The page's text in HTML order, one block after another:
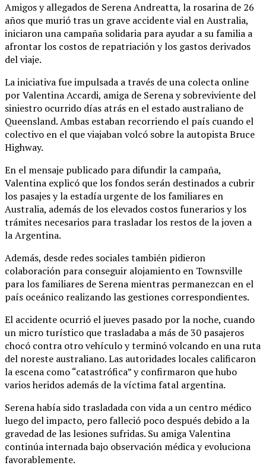
Amigos y allegados de Serena Andreatta, la rosarina de 26
años que murió tras un grave accidente vial en Australia,
iniciaron una campaña solidaria para ayudar a su familia a
afrontar los costos de repatriación y los gastos derivados
del viaje.
La iniciativa fue impulsada a través de una colecta online
por Valentina Accardi, amiga de Serena y sobreviviente del
siniestro ocurrido días atrás en el estado australiano de
Queensland. Ambas estaban recorriendo el país cuando el
colectivo en el que viajaban volcó sobre la autopista Bruce
Highway.
En el mensaje publicado para difundir la campaña,
Valentina explicó que los fondos serán destinados a cubrir
los pasajes y la estadía urgente de los familiares en
Australia, además de los elevados costos funerarios y los
trámites necesarios para trasladar los restos de la joven a
la Argentina.
Además, desde redes sociales también pidieron
colaboración para conseguir alojamiento en Townsville
para los familiares de Serena mientras permanezcan en el
país oceánico realizando las gestiones correspondientes.
El accidente ocurrió el jueves pasado por la noche, cuando
un micro turístico que trasladaba a más de 30 pasajeros
chocó contra otro vehículo y terminó volcando en una ruta
del noreste australiano. Las autoridades locales calificaron
la escena como “catastrófica” y confirmaron que hubo
varios heridos además de la víctima fatal argentina.
Serena había sido trasladada con vida a un centro médico
luego del impacto, pero falleció poco después debido a la
gravedad de las lesiones sufridas. Su amiga Valentina
continúa internada bajo observación médica y evoluciona
favorablemente.